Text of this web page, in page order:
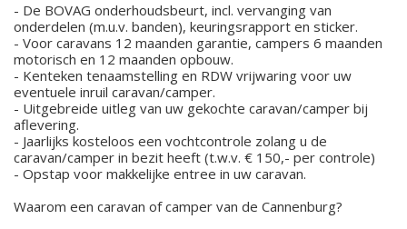
- De BOVAG onderhoudsbeurt, incl. vervanging van
onderdelen (m.u.v. banden), keuringsrapport en sticker.
- Voor caravans 12 maanden garantie, campers 6 maanden
motorisch en 12 maanden opbouw.
- Kenteken tenaamstelling en RDW vrijwaring voor uw
eventuele inruil caravan/camper.
- Uitgebreide uitleg van uw gekochte caravan/camper bij
aflevering.
- Jaarlijks kosteloos een vochtcontrole zolang u de
caravan/camper in bezit heeft (t.w.v. € 150,- per controle)
- Opstap voor makkelijke entree in uw caravan.
Waarom een caravan of camper van de Cannenburg?